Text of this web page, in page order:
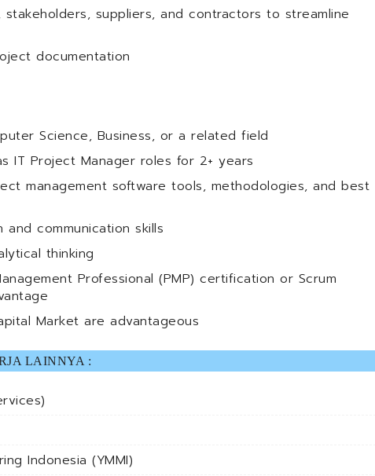
stakeholders, suppliers, and contractors to streamline
documentation
Science, Business, or a related field
IT Project Manager roles for 2+ years
management software tools, methodologies, and best
communication skills
thinking
Professional (PMP) certification or Scrum
Market are advantageous
LAINNYA :
Indonesia (YMMI)